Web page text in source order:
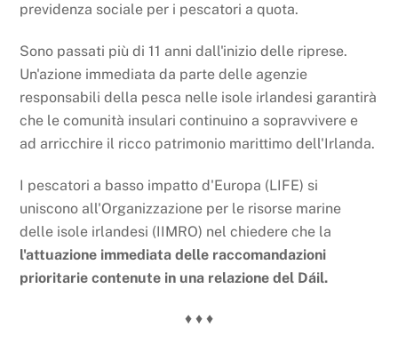
previdenza sociale per i pescatori a quota.
Sono passati più di 11 anni dall'inizio delle riprese.
Un'azione immediata da parte delle agenzie
responsabili della pesca nelle isole irlandesi garantirà
che le comunità insulari continuino a sopravvivere e
ad arricchire il ricco patrimonio marittimo dell'Irlanda.
I pescatori a basso impatto d'Europa (LIFE) si
uniscono all'Organizzazione per le risorse marine
delle isole irlandesi (IIMRO) nel chiedere che la
l'attuazione immediata delle raccomandazioni
prioritarie contenute in una relazione del Dáil.
♦ ♦ ♦